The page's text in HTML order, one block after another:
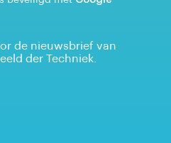
de nieuwsbrief van
der Techniek.